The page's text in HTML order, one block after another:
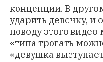
концепции. В
ударить девочку, и
поводу этого
«типа трогать
«девушка